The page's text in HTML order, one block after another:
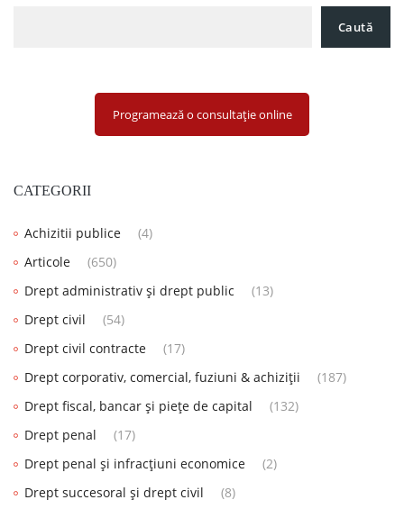
Caută
Programează o consultație online
CATEGORII
Achizitii publice
(4)
Articole
(650)
Drept administrativ și drept public
(13)
Drept civil
(54)
Drept civil contracte
(17)
Drept corporativ, comercial, fuziuni & achiziții
(187)
Drept fiscal, bancar și piețe de capital
(132)
Drept penal
(17)
Drept penal și infracțiuni economice
(2)
Drept succesoral și drept civil
(8)